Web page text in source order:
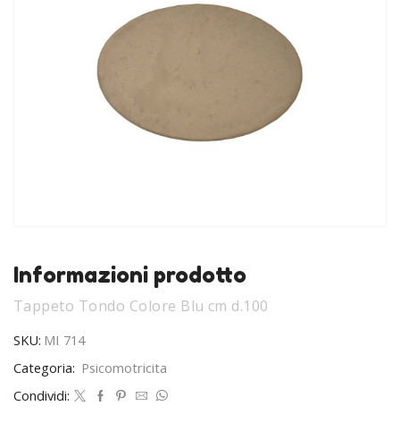
Informazioni prodotto
Tappeto Tondo Colore Blu cm d.100
SKU: MI 714
Categoria: Psicomotricita
Condividi: